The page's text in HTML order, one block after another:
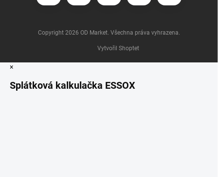
Vytvořil Shoptet
Copyright 2026 OD Market. Všechna práva vyhrazena.
×
Splátková kalkulačka ESSOX